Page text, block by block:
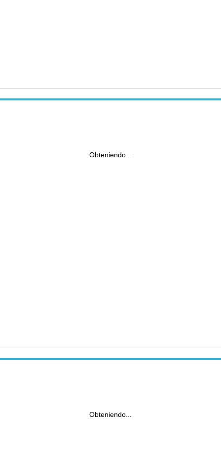
Obteniendo...
Obteniendo...